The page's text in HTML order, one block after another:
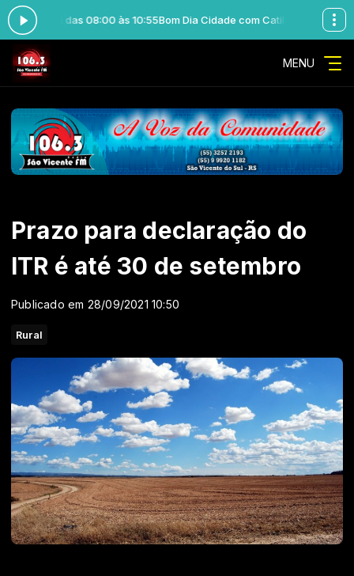
das 08:00 às 10:55Bom Dia Cidade com Catilza Ausani das
MENU
Prazo para declaração do
ITR é até 30 de setembro
Publicado em 28/09/2021 10:50
Rural